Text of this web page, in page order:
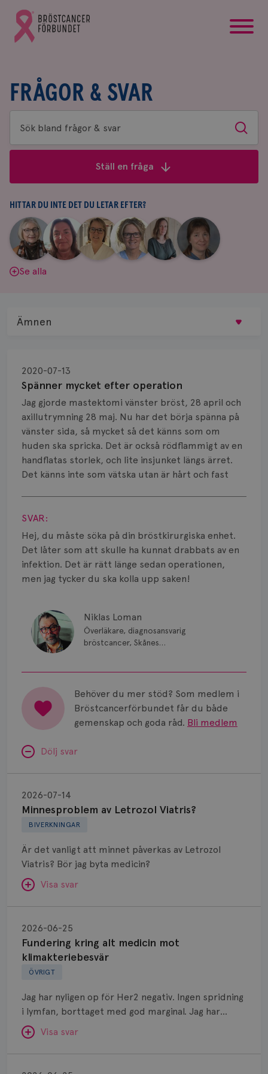
Gå
till
Bröstcancerförbundets
FRÅGOR & SVAR
Sök
bland
&
svar
Sök
Ställ en fråga
HITTAR DU INTE DET DU LETAR EFTER?
Aina
Johnsson
|
Anne
Andersson
Fredrika
Killander
|
Jeanette
Bäcklund
|
Maria
Edegran
|
Yvette
Andersson
Se alla
Spänner mycket efter operation
2020-07-13
Jag gjorde mastektomi vänster bröst, 28 april och
axillutrymning 28 maj. Nu har det börja spänna på
vänster sida, så mycket så det känns som om
huden ska spricka. Det är också rödflammigt av en
handflatas storlek, och lite insjunket längs ärret.
Det känns inte som vätska utan är hårt och fast
Visa svar
SVAR:
Hej, du måste söka på din bröstkirurgiska enhet.
Det låter som att skulle ha kunnat drabbats av en
infektion. Det är rätt länge sedan operationen,
men jag tycker du ska kolla upp saken!
Niklas Loman
Överläkare, diagnosansvarig
bröstcancer, Skånes
Behöver du mer stöd? Som medlem i
Bröstcancerförbundet får du både
gemenskap och goda råd. Bli medlem
Dölj svar
BIVERKNINGAR
Minnesproblem av Letrozol Viatris?
2026-07-14
Är det vanligt att minnet påverkas av Letrozol
Viatris? Bör jag byta medicin?
Visa svar
SVAR:
Hej. Oavsett vilken hormonsänkande behandling
(men även cytostatika) man får så kan en del
uppleva negativ påverkan på minnet. Prata din
märke eller annan aromatashämmare. Det kan ofta
vara bra att ha en paus först, för att se att
besvären blir bättre, men bäst är att prata med
Letrozol
Viatris?
ÖVRIGT
Fundering kring alt medicin mot
klimakteriebesvär
2026-06-25
Jag har nyligen op för Her2 negativ. Ingen spridning
i lymfan, borttaget med god marginal. Jag har
genomgått en 5 dagars strålning och är färdig
behandlad. Efter att jag nu slutat med östrogen-
lenzetto, har klimakteriebesvären kommit med
Visa svar
kring
medicin
Ämnen
Biopsi
Biverkningar
Bröstvårta
Knöl
Smärta
Prognos
Spridd bröstcancer
Strålning
Vätska